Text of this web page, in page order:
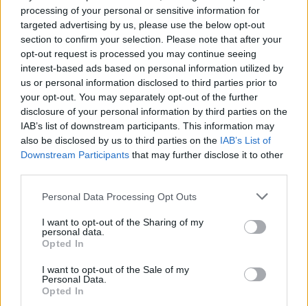
processing of your personal or sensitive information for
targeted advertising by us, please use the below opt-out
section to confirm your selection. Please note that after your
opt-out request is processed you may continue seeing
interest-based ads based on personal information utilized by
us or personal information disclosed to third parties prior to
your opt-out. You may separately opt-out of the further
disclosure of your personal information by third parties on the
IAB’s list of downstream participants. This information may
also be disclosed by us to third parties on the IAB’s List of
Downstream Participants that may further disclose it to other
Please note that this website/app uses one or more Google
not limited to your visit or usage behaviour. You may click to
grant or deny consent to Google and its third-party tags to
use your data for below specified purposes in below Google
consent section.
Personal Data Processing Opt Outs
I want to opt-out of the Sharing of my
personal data.
Opted In
I want to opt-out of the Sale of my
Personal Data.
Opted In
A győriek közel jártak az egyenlítéshez, de a kapufa és Orols is
megállította őket.
2026.08.06 21:16
Hírek
Magabiztos előnyt szereztek a dánok a DVSC ellen
A Loki reményt keltő kezdése után a Köbenhavn háromgólos
előnnyel távozott Debrecenből.